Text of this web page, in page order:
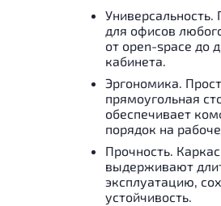
Универсальность.
для офисов
от open-space до
кабинета.
Эргономика.
прямоугольная
обеспечивает
порядок на
Прочность.
выдерживают
эксплуатацию,
устойчивость.